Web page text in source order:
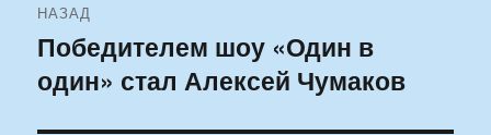
по
записям
НАЗАД
Предыдущая
запись:
Победителем шоу «Один в
один» стал Алексей Чумаков